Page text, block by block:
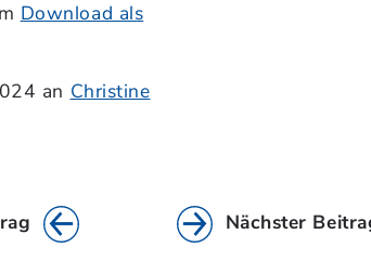
Download als
an Christine
Nächster